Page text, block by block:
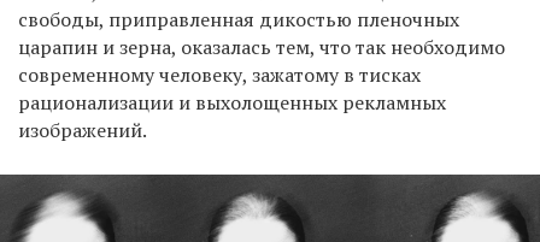
свободы, приправленная дикостью пленочных
царапин и зерна, оказалась тем, что так необходимо
современному человеку, зажатому в тисках
рационализации и выхолощенных рекламных
изображений.